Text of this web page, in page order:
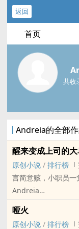
返回
首页
共收
Andreia的全部
醒来变成上司的
原创小说 / 排行榜
言简意赅，小职员
Andreia
现代 - 小甜饼 - 轻松 -
哑火
原创小说 / 排行榜